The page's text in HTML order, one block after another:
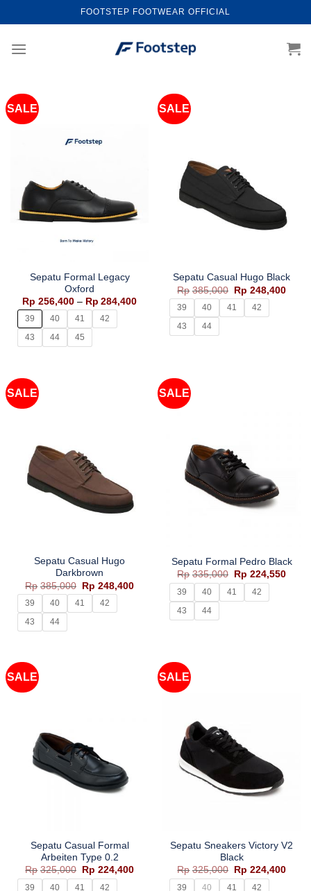
to
content
FOOTSTEP FOOTWEAR OFFICIAL
SALE
Sepatu Formal Legacy
Oxford
Rp 256,400 – Rp 284,400Rentang
Rp256,400
Rp284,400
39 40 41
42
43
44 45
SALE
Sepatu Casual Hugo Black
Rp 385,000
Harga
aslinya
adalah:
Rp385,000.
Rp 248,400
39 40 41
42
43
44
SALE
Sepatu Casual Hugo
Darkbrown
Rp 385,000
Harga
aslinya
adalah:
Rp385,000.
Rp 248,400Harga
Rp248,400.
39 40 41
42
43
44
SALE
Sepatu Formal Pedro Black
Rp 335,000
Harga
aslinya
adalah:
Rp335,000.
Rp 224,550
39 40 41
42
43
44
SALE
Sepatu Casual Formal
Arbeiten Type 0.2
Rp 325,000
Harga
aslinya
adalah:
Rp 224,400Harga
39 40 41
42
SALE
Sepatu Sneakers Victory V2
Black
Rp 325,000
Harga
aslinya
adalah:
Rp 224,400
39 40 41
42